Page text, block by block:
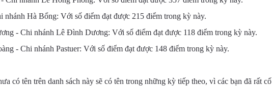
nhánh Hà Bổng: Với số điểm đạt được 215 điểm trong kỳ này.
- Chi nhánh Lê Đình Dương: Với số điểm đạt được 118 điểm trong kỳ này.
- Chi nhánh Pastuer: Với số điểm đạt được 148 điểm trong kỳ này.
có tên trên danh sách này sẽ có tên trong những kỳ tiếp theo, vì các bạn đã rất cố